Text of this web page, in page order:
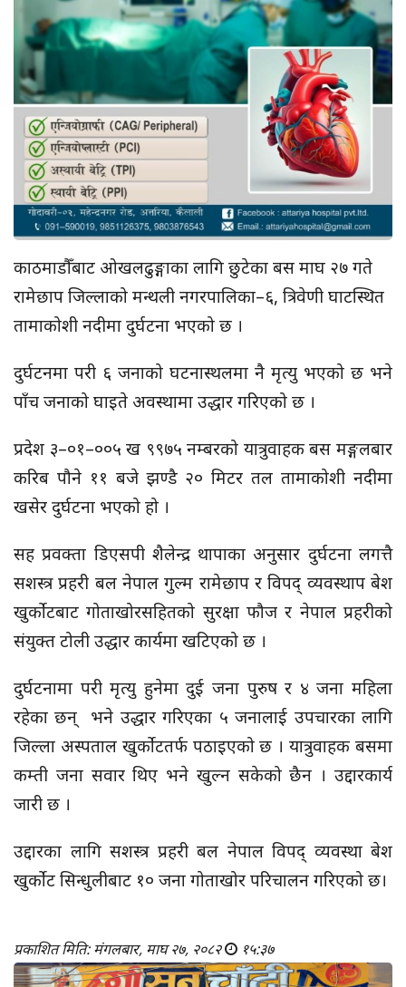
काठमाडौँबाट ओखलढुङ्गाका लागि छुटेका बस माघ २७ गते
रामेछाप जिल्लाको मन्थली नगरपालिका–६, त्रिवेणी घाटस्थित
तामाकोशी नदीमा दुर्घटना भएको छ ।
दुर्घटनमा परी ६ जनाको घटनास्थलमा नै मृत्यु भएको छ भने
पाँच जनाको घाइते अवस्थामा उद्धार गरिएको छ ।
प्रदेश ३–०१–००५ ख ९९७५ नम्बरको यात्रुवाहक बस मङ्गलबार
करिब पौने ११ बजे झण्डै २० मिटर तल तामाकोशी नदीमा
खसेर दुर्घटना भएको हो ।
सह प्रवक्ता डिएसपी शैलेन्द्र थापाका अनुसार दुर्घटना लगत्तै
सशस्त्र प्रहरी बल नेपाल गुल्म रामेछाप र विपद् व्यवस्थाप बेश
खुर्कोटबाट गोताखोरसहितको सुरक्षा फौज र नेपाल प्रहरीको
संयुक्त टोली उद्धार कार्यमा खटिएको छ ।
दुर्घटनामा परी मृत्यु हुनेमा दुई जना पुरुष र ४ जना महिला
रहेका छन् भने उद्धार गरिएका ५ जनालाई उपचारका लागि
जिल्ला अस्पताल खुर्कोटतर्फ पठाइएको छ । यात्रुवाहक बसमा
कम्ती जना सवार थिए भने खुल्न सकेको छैन । उद्दारकार्य
जारी छ ।
उद्दारका लागि सशस्त्र प्रहरी बल नेपाल विपद् व्यवस्था बेश
खुर्कोट सिन्धुलीबाट १० जना गोताखोर परिचालन गरिएको छ।
प्रकाशित मिति: मंगलबार, माघ २७, २०८२ १५:३७